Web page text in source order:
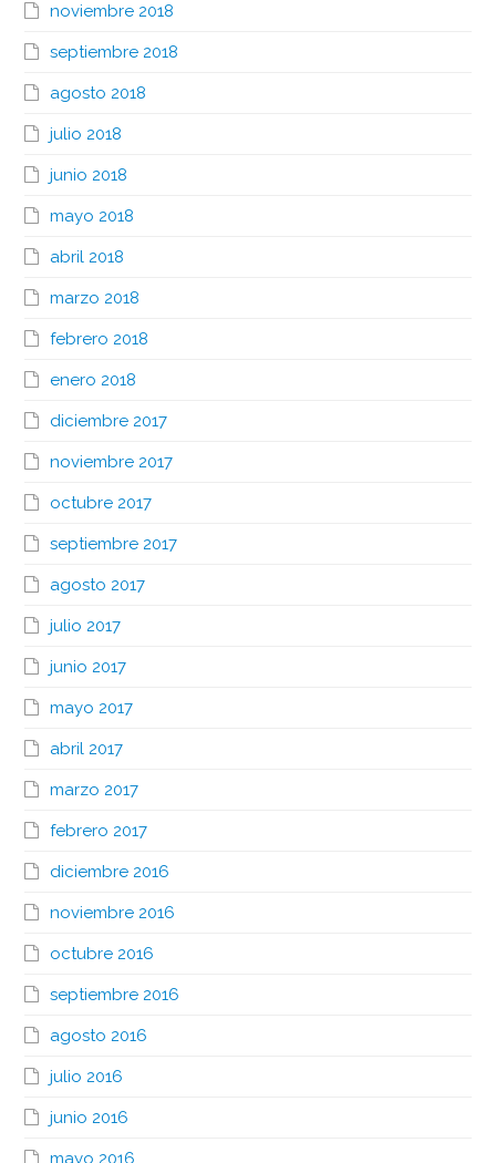
noviembre 2018
septiembre 2018
agosto 2018
julio 2018
junio 2018
mayo 2018
abril 2018
marzo 2018
febrero 2018
enero 2018
diciembre 2017
noviembre 2017
octubre 2017
septiembre 2017
agosto 2017
julio 2017
junio 2017
mayo 2017
abril 2017
marzo 2017
febrero 2017
diciembre 2016
noviembre 2016
octubre 2016
septiembre 2016
agosto 2016
julio 2016
junio 2016
mayo 2016